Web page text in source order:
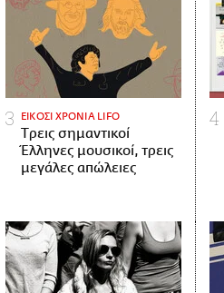
ΕΙΚΟΣΙ ΧΡΟΝΙΑ LIFO
Tρεις σημαντικοί
Έλληνες μουσικοί, τρεις
μεγάλες απώλειες